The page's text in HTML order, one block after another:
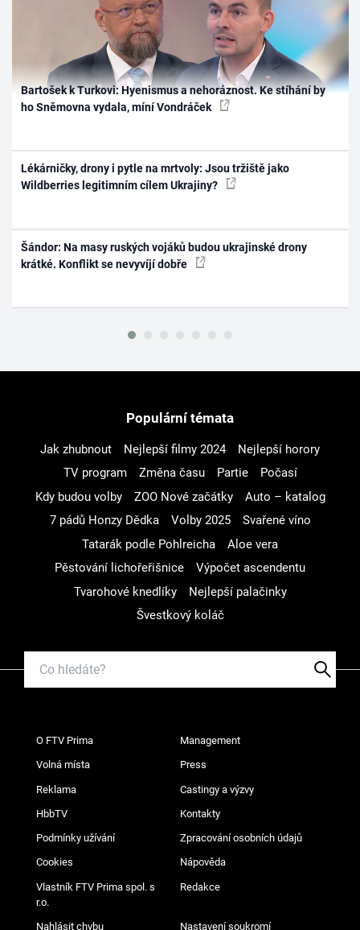
Bartošek k Turkovi: Hyenismus a nehoráznost. Ke stíhání by
ho Sněmovna vydala, míní Vondráček
Lékárničky, drony i pytle na mrtvoly: Jsou tržiště jako
Wildberries legitimním cílem Ukrajiny?
Šándor: Na masy ruských vojáků budou ukrajinské drony
krátké. Konflikt se nevyvíjí dobře
Populární témata
Jak zhubnout Nejlepší filmy 2024
Nejlepší horory
TV program
Změna času Partie
Počasí
Kdy budou volby
ZOO Nové začátky
Auto – katalog
7 pádů Honzy Dědka
Volby 2025
Svařené víno
Tatarák podle Pohlreicha
Aloe vera
Pěstování lichořeřišnice
Výpočet ascendentu
Tvarohové knedlíky
Nejlepší palačinky
Švestkový koláč
O FTV Prima Management
Volná místa Press
Reklama Castingy a výzvy
HbbTV Kontakty
Podmínky užívání Zpracování osobních údajů
Cookies Nápověda
Vlastník FTV Prima spol. s
r.o.
Redakce
Nahlásit chybu Nastavení soukromí